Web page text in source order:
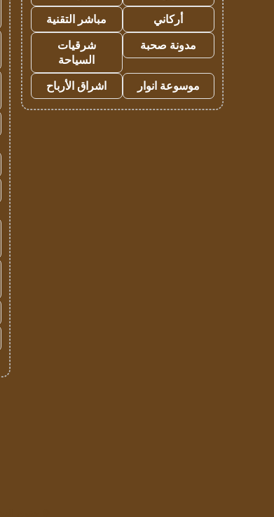
أركاني
مباشر التقنية
مدونة صحبة
شرقيات
السياحة
موسوعة انوار
اشراق الأرباح